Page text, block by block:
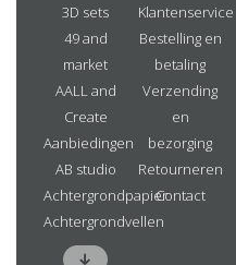
3D sets
49 and
market
AALL and
Create
Aanbiedingen
AB studio
Achtergrondpapier
Achtergrondvellen
Klantenservice
Bestelling en
betaling
Verzending
en
bezorging
Retourneren
Contact